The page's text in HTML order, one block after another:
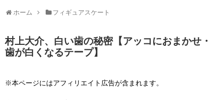
ホーム フィギュアスケート
村上大介、白い歯の秘密【アッコにおまかせ・
歯が白くなるテープ】
※本ページにはアフィリエイト広告が含まれます。